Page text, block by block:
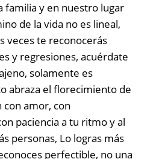
familia y en nuestro lugar
de la vida no es lineal,
veces te reconocerás
y regresiones, acuérdate
solamente es
abraza el florecimiento de
amor, con
paciencia a tu ritmo y al
personas, Lo logras más
perfectible, no una